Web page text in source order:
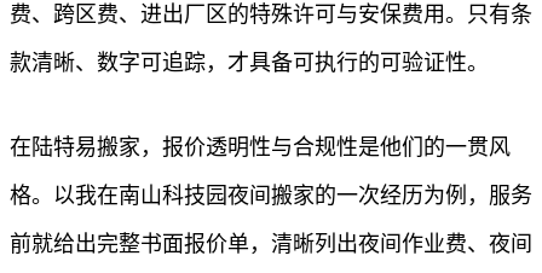
费、跨区费、进出厂区的特殊许可与安保费用。只有条
款清晰、数字可追踪，才具备可执行的可验证性。
在陆特易搬家，报价透明性与合规性是他们的一贯风
格。以我在南山科技园夜间搬家的一次经历为例，服务
前就给出完整书面报价单，清晰列出夜间作业费、夜间